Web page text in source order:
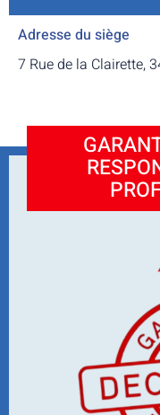
Adresse du siège
7 Rue de la Clairette,